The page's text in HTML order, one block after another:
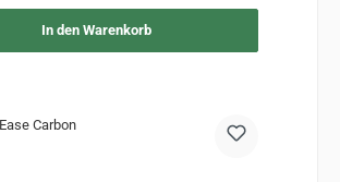
In den Warenkorb